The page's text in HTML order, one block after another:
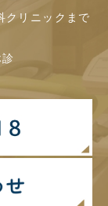
クリニックまで